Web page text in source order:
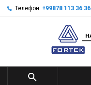
Телефон: +99878 113 36 36
